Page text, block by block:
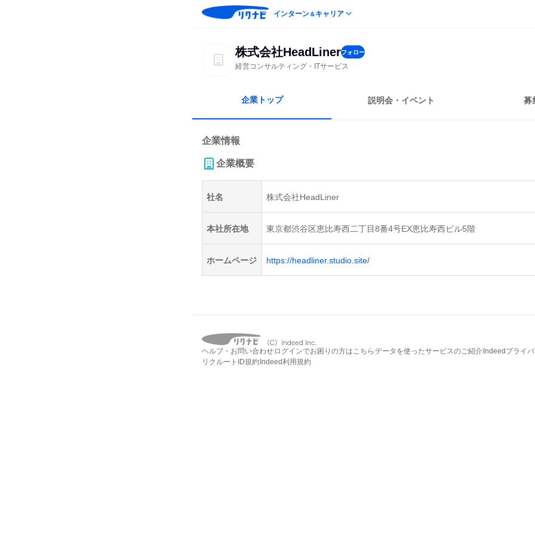
インターン＆キャリア
株式会社HeadLinerフォロー
経営コンサルティング・ITサービス
企業トップ 説明会・イベント 募
企業情報
企業概要
社名 株式会社HeadLiner
本社所在地 東京都渋谷区恵比寿西二丁目8番4号EX恵比寿西ビル5階
ホームページ https://headliner.studio.site/
ヘルプ・お問い合わせ ログインでお困りの方はこちら データを使ったサービスのご紹介 Indeedプライ
リクルートID規約 Indeed利用規約